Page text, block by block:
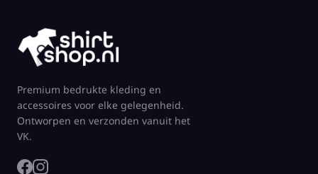
Premium bedrukte kleding en
accessoires voor elke gelegenheid.
Ontworpen en verzonden vanuit het
VK.